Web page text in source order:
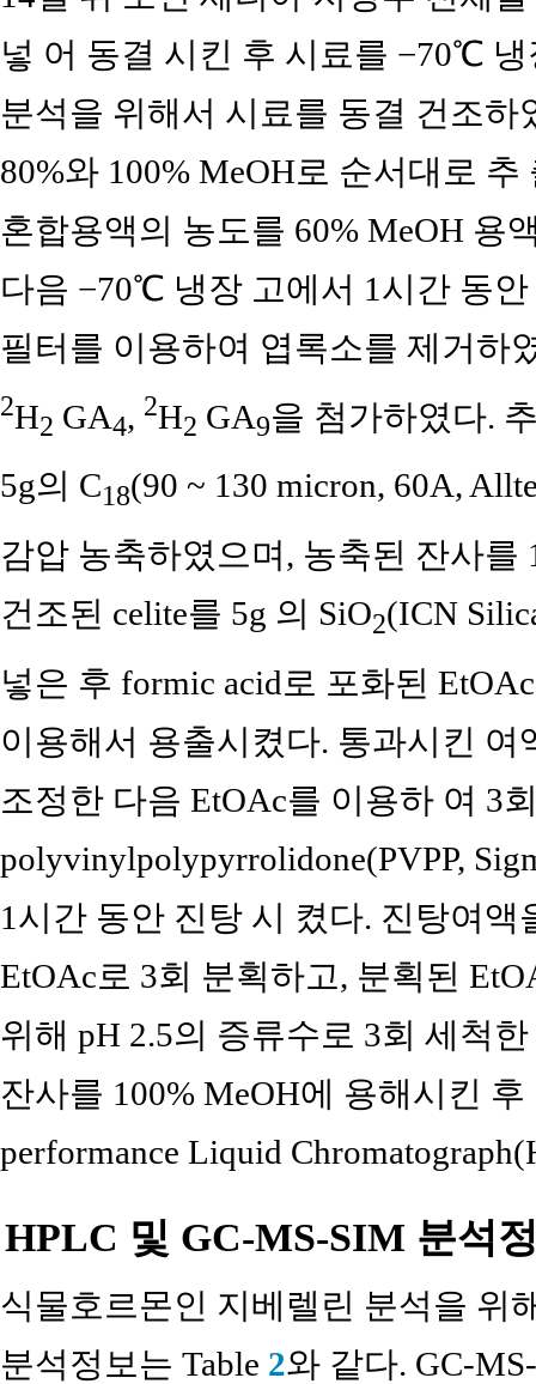
넣 어 동결 시킨 후 시료를 −70℃
분석을 위해서 시료를 동결 건조하
80%와 100% MeOH로 순서대로
혼합용액의 농도를 60% MeOH 용
다음 −70℃ 냉장 고에서 1시간 동
필터를 이용하여 엽록소를 제거하
2H2 GA4, 2H2 GA9을 첨가하였다.
5g의 C18(90 ~ 130 micron, 60A,
감압 농축하였으며, 농축된 잔사를
건조된 celite를 5g 의 SiO2(ICN
넣은 후 formic acid로 포화된
이용해서 용출시켰다. 통과시킨 여
조정한 다음 EtOAc를 이용하 여 3
polyvinylpolypyrrolidone(PVPP,
1시간 동안 진탕 시 켰다. 진탕여액
EtOAc로 3회 분획하고, 분획된
위해 pH 2.5의 증류수로 3회 세척
잔사를 100% MeOH에 용해시킨
performance Liquid
HPLC 및 GC-MS-SIM 분석
식물호르몬인 지베렐린 분석을 위
분석정보는 Table 2와 같다. GC-